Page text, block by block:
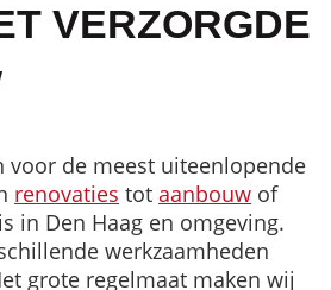
VERZORGDE
voor de meest uiteenlopende
renovaties tot aanbouw of
in Den Haag en omgeving.
werkzaamheden
grote regelmaat maken wij